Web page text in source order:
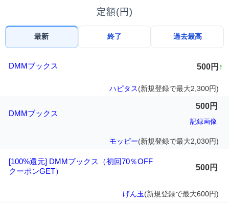
定額(円)
最新 終了 過去最高
DMMブックス 500円 ↑
ハピタス(新規登録で最大2,300円)
DMMブックス
500円
記録画像
モッピー(新規登録で最大2,030円)
[100%還元] DMMブックス（初回70％OFF
クーポンGET）
500円
げん玉(新規登録で最大600円)